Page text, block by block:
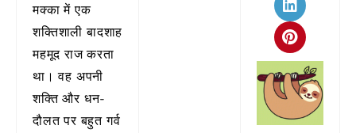
मक्का में एक
शक्तिशाली बादशाह
महमूद राज करता
था। वह अपनी
शक्ति और धन-
दौलत पर बहुत गर्व